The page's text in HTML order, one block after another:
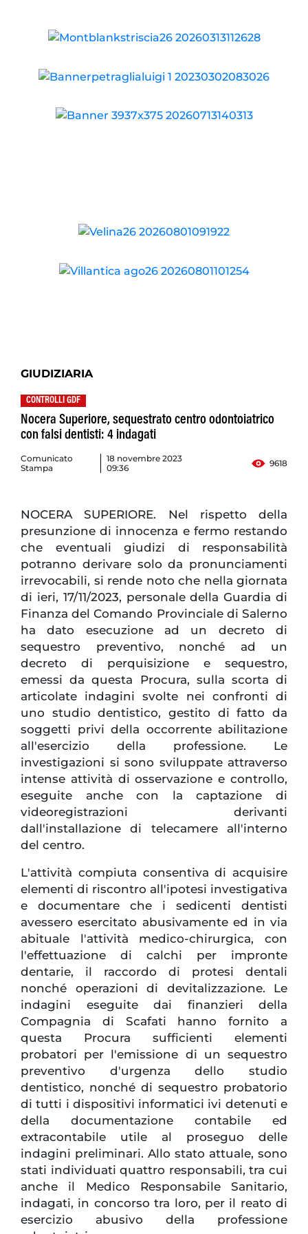
GIUDIZIARIA
CONTROLLI GDF
Nocera Superiore, sequestrato centro odontoiatrico
con falsi dentisti: 4 indagati
Comunicato
Stampa
18 novembre 2023
09:36
9618
NOCERA SUPERIORE. Nel rispetto della
presunzione di innocenza e fermo restando
che eventuali giudizi di responsabilità
potranno derivare solo da pronunciamenti
irrevocabili, si rende noto che nella giornata
di ieri, 17/11/2023, personale della Guardia di
Finanza del Comando Provinciale di Salerno
ha dato esecuzione ad un decreto di
sequestro preventivo, nonché ad un
decreto di perquisizione e sequestro,
emessi da questa Procura, sulla scorta di
articolate indagini svolte nei confronti di
uno studio dentistico, gestito di fatto da
soggetti privi della occorrente abilitazione
all'esercizio della professione. Le
investigazioni si sono sviluppate attraverso
intense attività di osservazione e controllo,
eseguite anche con la captazione di
videoregistrazioni derivanti
dall'installazione di telecamere all'interno
del centro.
L'attività compiuta consentiva di acquisire
elementi di riscontro all'ipotesi investigativa
e documentare che i sedicenti dentisti
avessero esercitato abusivamente ed in via
abituale l'attività medico-chirurgica, con
l'effettuazione di calchi per impronte
dentarie, il raccordo di protesi dentali
nonché operazioni di devitalizzazione. Le
indagini eseguite dai finanzieri della
Compagnia di Scafati hanno fornito a
questa Procura sufficienti elementi
probatori per l'emissione di un sequestro
preventivo d'urgenza dello studio
dentistico, nonché di sequestro probatorio
di tutti i dispositivi informatici ivi detenuti e
della documentazione contabile ed
extracontabile utile al proseguo delle
indagini preliminari. Allo stato attuale, sono
stati individuati quattro responsabili, tra cui
anche il Medico Responsabile Sanitario,
indagati, in concorso tra loro, per il reato di
esercizio abusivo della professione